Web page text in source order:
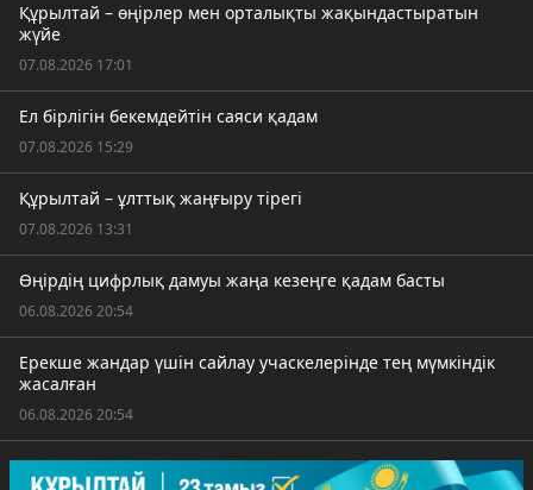
Құрылтай – өңірлер мен орталықты жақындастыратын
жүйе
07.08.2026 17:01
Ел бірлігін бекемдейтін саяси қадам
07.08.2026 15:29
Құрылтай – ұлттық жаңғыру тірегі
07.08.2026 13:31
Өңірдің цифрлық дамуы жаңа кезеңге қадам басты
06.08.2026 20:54
Ерекше жандар үшін сайлау учаскелерінде тең мүмкіндік
жасалған
06.08.2026 20:54